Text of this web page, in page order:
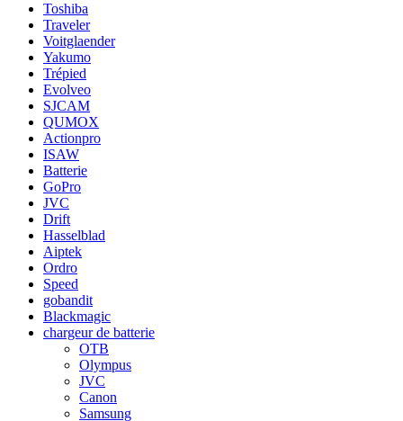
Toshiba
Traveler
Voitglaender
Yakumo
Trépied
Evolveo
SJCAM
QUMOX
Actionpro
ISAW
Batterie
GoPro
JVC
Drift
Hasselblad
Aiptek
Ordro
Speed
gobandit
Blackmagic
chargeur de batterie
OTB
Olympus
JVC
Canon
Samsung